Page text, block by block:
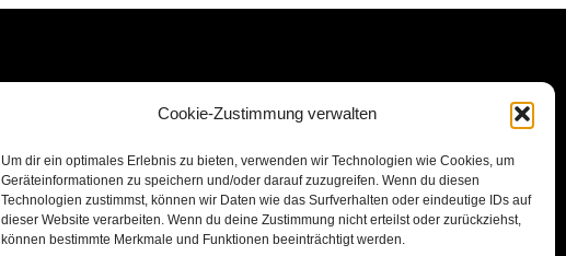
Cookie-Zustimmung verwalten
Um dir ein optimales Erlebnis zu bieten, verwenden wir Technologien wie Cookies, um
Geräteinformationen zu speichern und/oder darauf zuzugreifen. Wenn du diesen
Technologien zustimmst, können wir Daten wie das Surfverhalten oder eindeutige IDs auf
dieser Website verarbeiten. Wenn du deine Zustimmung nicht erteilst oder zurückziehst,
können bestimmte Merkmale und Funktionen beeinträchtigt werden.